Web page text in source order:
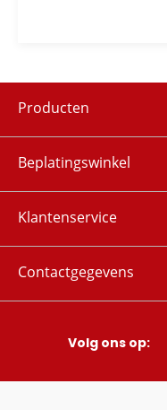
Producten
Beplatingswinkel
Klantenservice
Contactgegevens
Volg ons op: